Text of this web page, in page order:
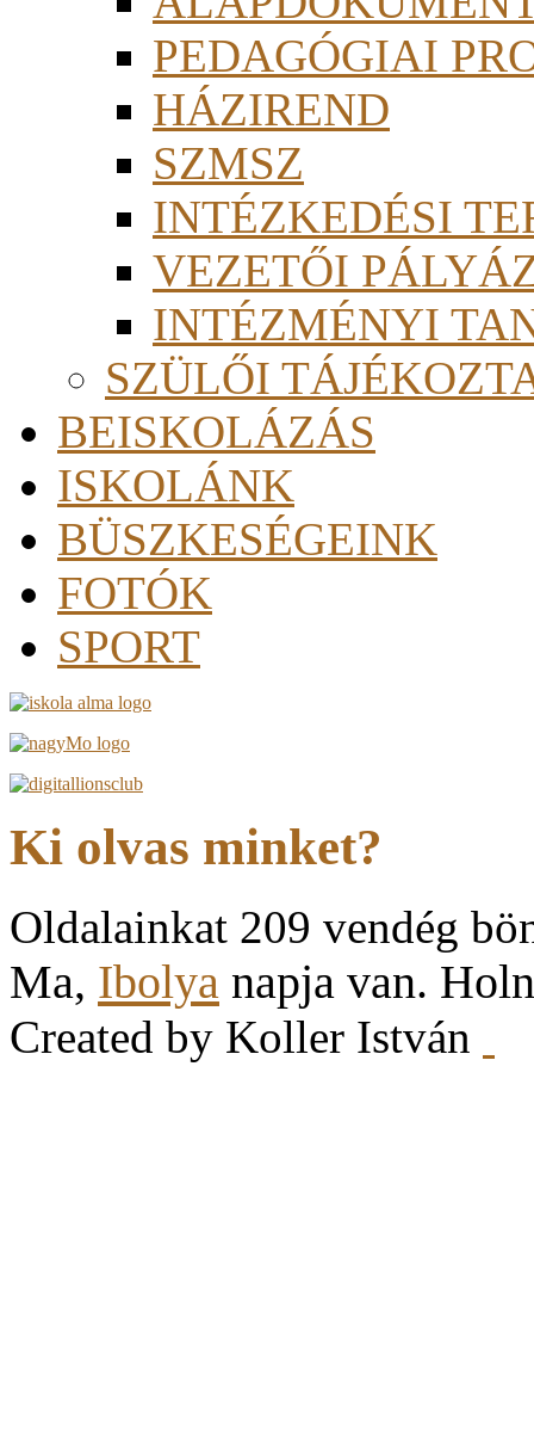
PEDAGÓGIAI
HÁZIREND
SZMSZ
INTÉZKEDÉSI
VEZETŐI
INTÉZMÉNYI
SZÜLŐI
BEISKOLÁZÁS
ISKOLÁNK
BÜSZKESÉGEINK
FOTÓK
SPORT
Ki olvas minket?
Oldalainkat 209 vendég
Ma, Ibolya napja van.
Created by Koller István